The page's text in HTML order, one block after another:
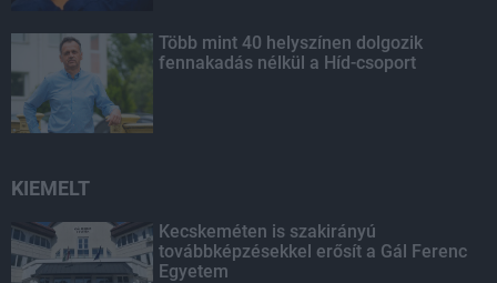
Több mint 40 helyszínen dolgozik
fennakadás nélkül a Híd-csoport
KIEMELT
Kecskeméten is szakirányú
továbbképzésekkel erősít a Gál Ferenc
Egyetem